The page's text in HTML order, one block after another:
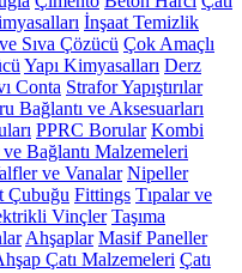
İnşaat Temizlik
Sıva Çözücü Çok Amaçlı
Yapı Kimyasalları Derz
Conta Strafor Yapıştırılar
Bağlantı ve Aksesuarları
PPRC Borular Kombi
Bağlantı Malzemeleri
ve Vanalar Nipeller
Çubuğu Fittings Tıpalar ve
Vinçler Taşıma
Ahşaplar Masif Paneller
Çatı Malzemeleri Çatı